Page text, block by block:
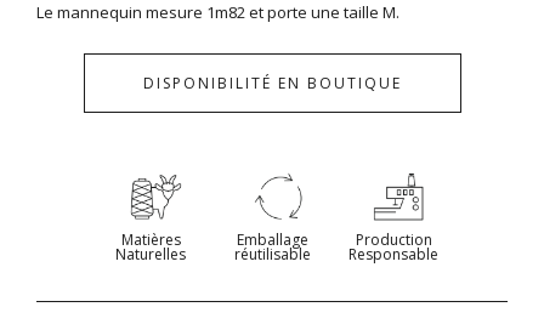
Le mannequin mesure 1m82 et porte une taille M.
DISPONIBILITÉ EN BOUTIQUE
Matières
Naturelles
Emballage
réutilisable
Production
Responsable